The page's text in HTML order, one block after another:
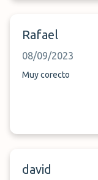
Rafael
08/09/2023
Muy corecto
david